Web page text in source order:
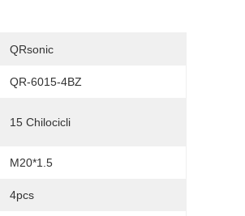
QRsonic
QR-6015-4BZ
15 Chilocicli
M20*1.5
4pcs